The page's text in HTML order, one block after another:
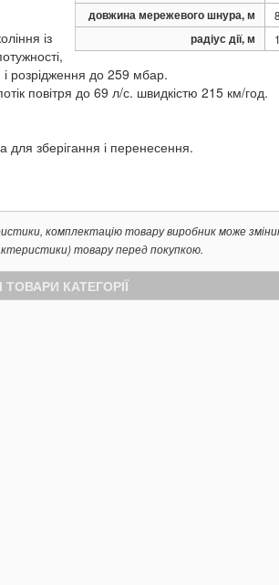
довжина мережевого шнура, м 8
радіус дії, м
із
і розрідження до 259 мбар.
повітря до 69 л/с. швидкістю 215 км/год.
для зберігання і перенесення.
комплектацію товару виробник може
товару перед покупкою.
ТОВАРИ КАТЕГОРІЇ